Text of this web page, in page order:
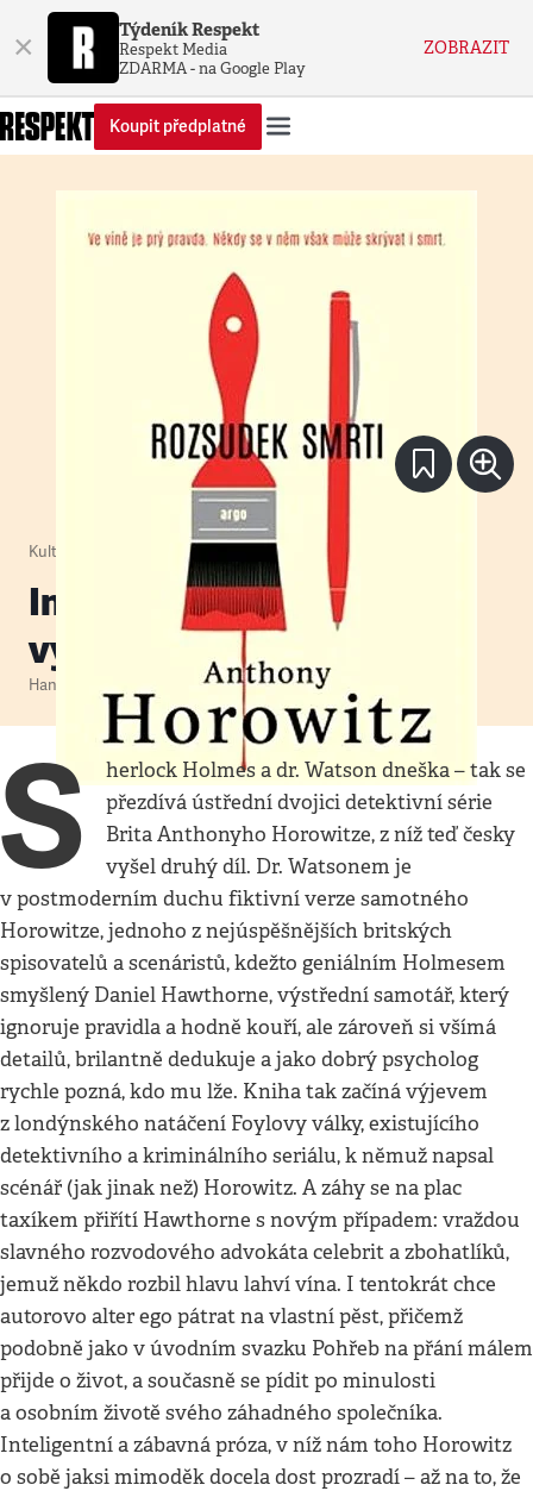
× Týdeník Respekt
Respekt Media
ZDARMA - na Google Play
ZOBRAZIT
Koupit předplatné
Kultura minuty
Inteligentní a zábavné
vyšetřování vraždy
Hana Ulmanová
S
herlock Holmes a dr. Watson dneška – tak se
přezdívá ústřední dvojici detektivní série
Brita Anthonyho Horowitze, z níž teď česky
vyšel druhý díl. Dr. Watsonem je
v postmoderním duchu fiktivní verze samotného
Horowitze, jednoho z nejúspěšnějších britských
spisovatelů a scenáristů, kdežto geniálním Holmesem
smyšlený Daniel Hawthorne, výstřední samotář, který
ignoruje pravidla a hodně kouří, ale zároveň si všímá
detailů, brilantně dedukuje a jako dobrý psycholog
rychle pozná, kdo mu lže. Kniha tak začíná výjevem
z londýnského natáčení Foylovy války, existujícího
detektivního a kriminálního seriálu, k němuž napsal
scénář (jak jinak než) Horowitz. A záhy se na plac
taxíkem přiřítí Hawthorne s novým případem: vraždou
slavného rozvodového advokáta celebrit a zbohatlíků,
jemuž někdo rozbil hlavu lahví vína. I tentokrát chce
autorovo alter ego pátrat na vlastní pěst, přičemž
podobně jako v úvodním svazku Pohřeb na přání málem
přijde o život, a současně se pídit po minulosti
a osobním životě svého záhadného společníka.
Inteligentní a zábavná próza, v níž nám toho Horowitz
o sobě jaksi mimoděk docela dost prozradí – až na to, že